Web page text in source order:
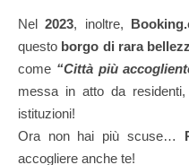
Nel2023, inoltre,
questo borgo di rara
come “Città più
messa in atto da
istituzioni!
Ora non hai più scuse…
accogliere anche te!